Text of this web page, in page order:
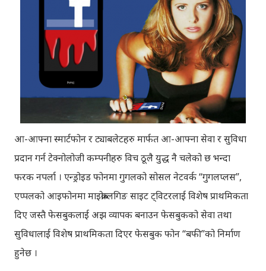
आ-आफ्ना स्मार्टफोन र ट्याबलेटहरु मार्फत आ-आफ्ना सेवा र सुविधा
प्रदान गर्न टेक्नोलोजी कम्पनीहरु विच ठूलै युद्ध नै चलेको छ भन्दा
फरक नपर्ला । एन्ड्रोइड फोनमा गुगलको सोसल नेटवर्क “गुगलप्लस”,
एप्पलको आइफोनमा माइक्रोब्लगिङ साइट ट्विटरलाई विशेष प्राथमिकता
दिए जस्तै फेसबुकलाई अझ व्यापक बनाउन फेसबुकको सेवा तथा
सुविधालाई विशेष प्राथमिकता दिएर फेसबुक फोन “बफी”को निर्माण
हुनेछ ।